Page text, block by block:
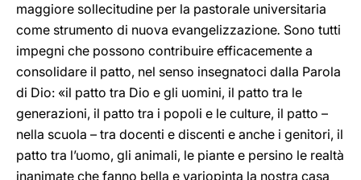
maggiore sollecitudine per la pastorale universitaria
come strumento di nuova evangelizzazione. Sono tutti
impegni che possono contribuire efficacemente a
consolidare il patto, nel senso insegnatoci dalla Parola
di Dio: «il patto tra Dio e gli uomini, il patto tra le
generazioni, il patto tra i popoli e le culture, il patto –
nella scuola – tra docenti e discenti e anche i genitori, il
patto tra l’uomo, gli animali, le piante e persino le realtà
inanimate che fanno bella e variopinta la nostra casa